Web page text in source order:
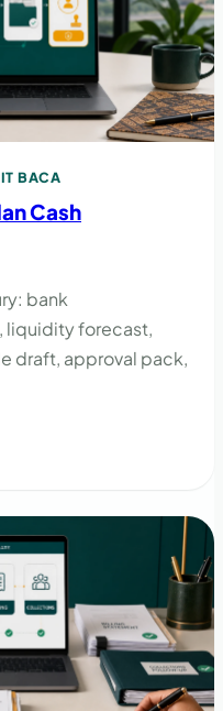
BACA
Cash
bank
liquidity forecast,
draft, approval pack,